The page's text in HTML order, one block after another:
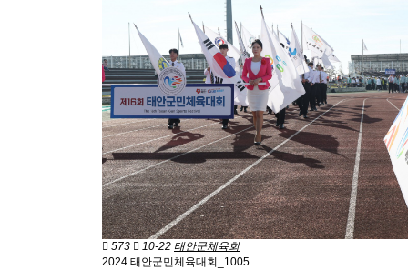
573 10-22 태안군체육회
2024 태안군민체육대회_1005